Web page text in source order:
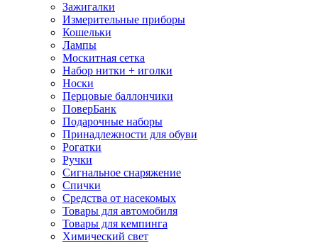
Зажигалки
Измерительные приборы
Кошельки
Лампы
Москитная сетка
Набор нитки + иголки
Носки
Перцовые баллончики
ПоверБанк
Подарочные наборы
Принадлежности для обуви
Рогатки
Ручки
Сигнальное снаряжение
Спички
Средства от насекомых
Товары для автомобиля
Товары для кемпинга
Химический свет